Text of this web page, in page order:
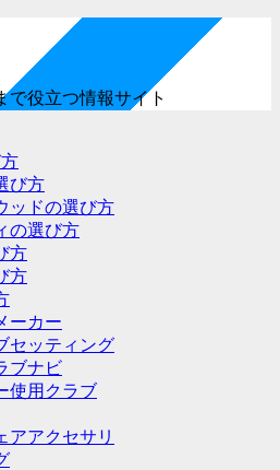
で役立つ情報サイト
び方
ッドの選び方
の選び方
方
方
ーカー
セッティング
ブナビ
使用クラブ
アアクセサリ